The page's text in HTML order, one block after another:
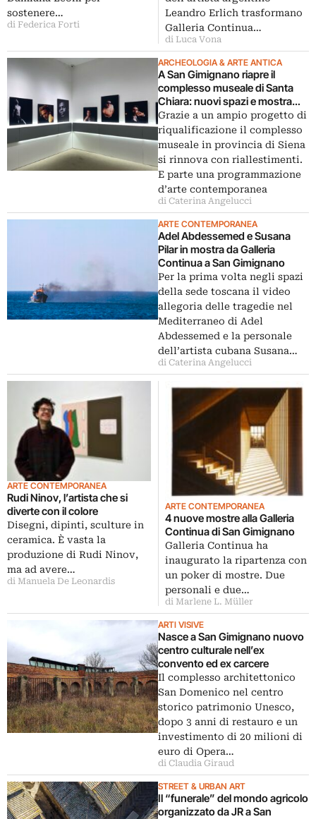
sostenere…
di Federica Forti
Leandro Erlich trasformano
Galleria Continua…
di Luca Vona
ARCHEOLOGIA & ARTE ANTICA
A San Gimignano riapre il
complesso museale di Santa
Chiara: nuovi spazi e mostra
fotografica
Grazie a un ampio progetto di
riqualificazione il complesso
museale in provincia di Siena
si rinnova con riallestimenti.
E parte una programmazione
d’arte contemporanea
di Caterina Angelucci
ARTE CONTEMPORANEA
Adel Abdessemed e Susana
Pilar in mostra da Galleria
Continua a San Gimignano
Per la prima volta negli spazi
della sede toscana il video
allegoria delle tragedie nel
Mediterraneo di Adel
Abdessemed e la personale
dell’artista cubana Susana…
di Caterina Angelucci
ARTE CONTEMPORANEA
Rudi Ninov, l’artista che si
diverte con il colore
Disegni, dipinti, sculture in
ceramica. È vasta la
produzione di Rudi Ninov,
ma ad avere…
di Manuela De Leonardis
ARTE CONTEMPORANEA
4 nuove mostre alla Galleria
Continua di San Gimignano
Galleria Continua ha
inaugurato la ripartenza con
un poker di mostre. Due
personali e due…
di Marlene L. Müller
ARTI VISIVE
Nasce a San Gimignano nuovo
centro culturale nell’ex
convento ed ex carcere
Il complesso architettonico
San Domenico nel centro
storico patrimonio Unesco,
dopo 3 anni di restauro e un
investimento di 20 milioni di
euro di Opera…
di Claudia Giraud
STREET & URBAN ART
Il “funerale” del mondo agricolo
organizzato da JR a San